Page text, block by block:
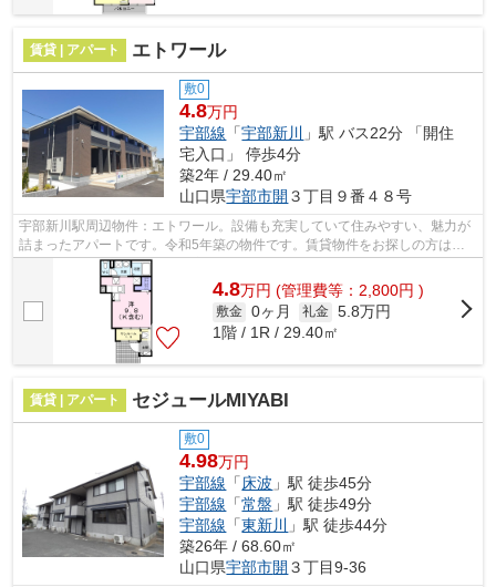
賃貸 | アパート エトワール
敷0
4.8万円
宇部線 「宇部新川
」駅 バス22分 「開住
宅入口」 停歩4分
築2年 / 29.40㎡
山口県宇部市開 ３丁目９番４８号
宇部新川駅周辺物件：エトワール。設備も充実していて住みやすい、魅力が
詰まったアパートです。令和5年築の物件です。賃貸物件をお探しの方は、
ぜひ当社にお任せ下さい。お客様のご希...
4.8万円 (管理費等：2,800円 )
敷金 0ヶ月 礼金 5.8万円
1階 / 1R / 29.40㎡
賃貸 | アパート セジュールMIYABI
敷0
4.98万円
宇部線 「 床波 」駅 徒歩45分
宇部線 「常盤 」駅 徒歩49分
宇部線 「東新川
」駅 徒歩44分
築26年 / 68.60㎡
山口県宇部市開 ３丁目9-36